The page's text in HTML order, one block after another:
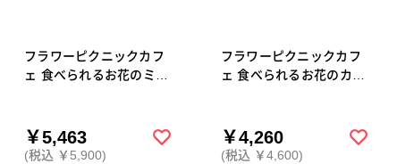
フラワーピクニックカフ
ェ 食べられるお花のミニ
￥5,463
(税込 ￥5,900)
フラワーピクニックカフ
ェ 食べられるお花のカッ
￥4,260
(税込 ￥4,600)